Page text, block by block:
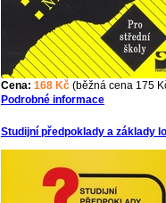
Cena: 168 Kč (běžná cena 175
Podrobné informace
Studijní předpoklady a základy